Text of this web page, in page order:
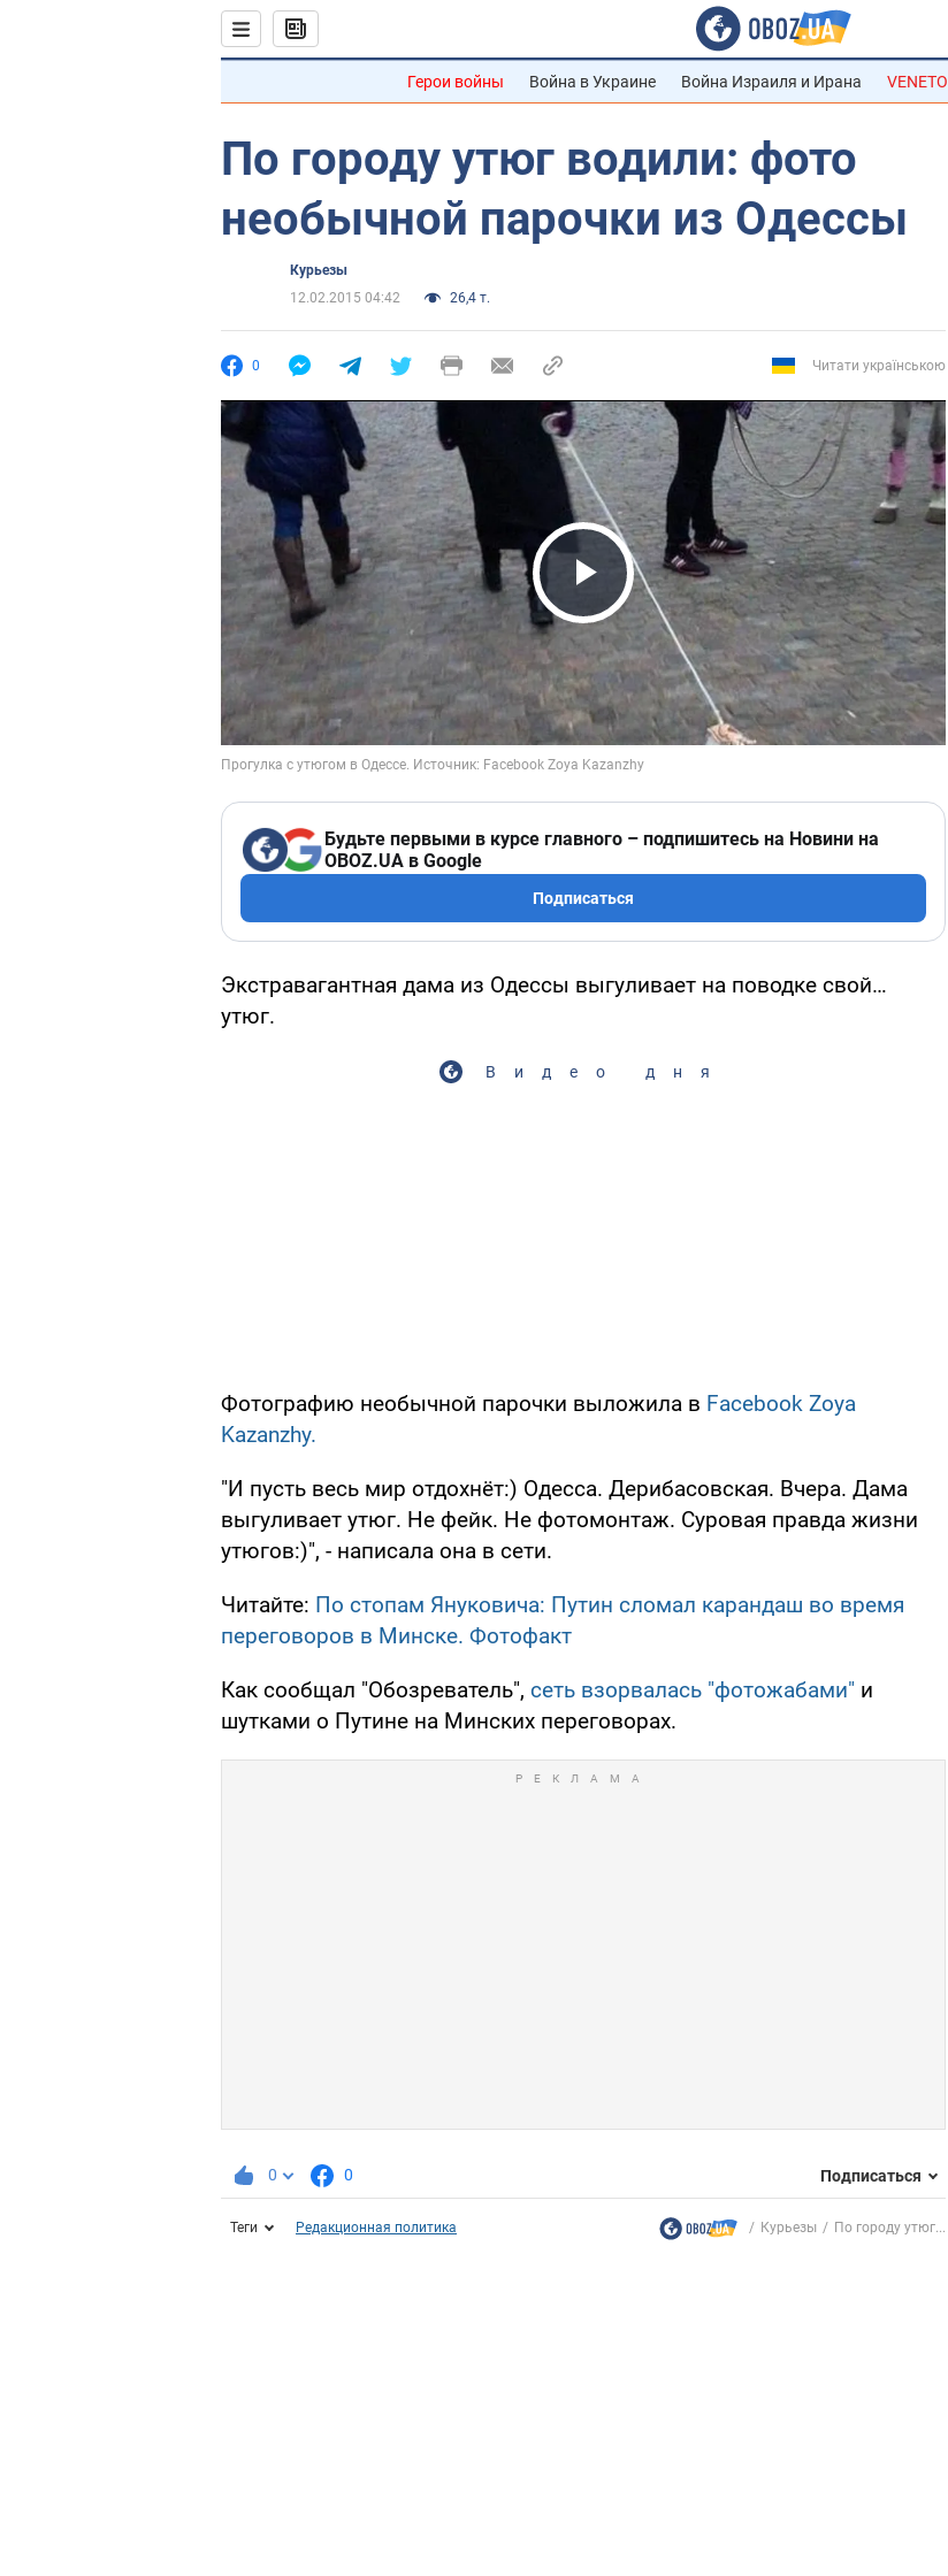
Герои войны Война в Украине Война Израиля и Ирана VENETO
По городу утюг водили: фото
необычной парочки из Одессы
Курьезы
12.02.2015 04:42
26,4 т.
0 Читати українською
Play Video
Будьте первыми в курсе главного – подпишитесь на Новини на
OBOZ.UA в Google
Подписаться
Экстравагантная дама из Одессы выгуливает на поводке свой…
утюг.
Видео дня
Фотографию необычной парочки выложила в Facebook Zoya
Kazanzhy.
"И пусть весь мир отдохнёт:) Одесса. Дерибасовская. Вчера. Дама
выгуливает утюг. Не фейк. Не фотомонтаж. Суровая правда жизни
утюгов:)", - написала она в сети.
Читайте: По стопам Януковича: Путин сломал карандаш во время
переговоров в Минске. Фотофакт
Как сообщал "Обозреватель", cеть взорвалась "фотожабами" и
шутками о Путине на Минских переговорах.
0 0 Подписаться
Теги Редакционная политика Курьезы По городу утюг...